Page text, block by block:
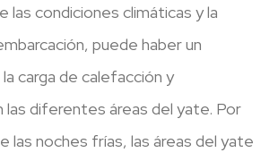
las condiciones climáticas y la
puede haber un
carga de calefacción y
diferentes áreas del yate. Por
las noches frías, las áreas del yate